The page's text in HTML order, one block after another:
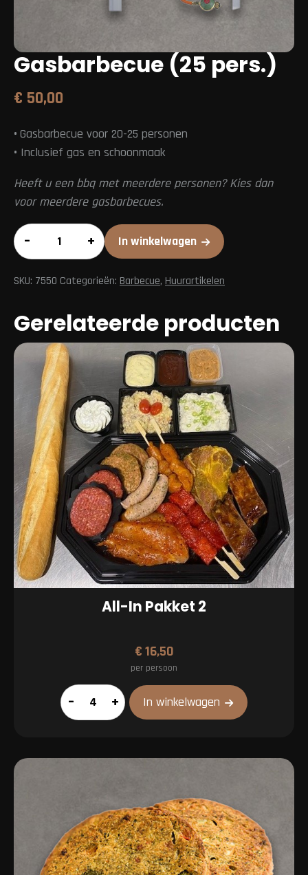
Gasbarbecue (25 pers.)
€ 50,00
• Gasbarbecue voor 20-25 personen
• Inclusief gas en schoonmaak
Heeft u een bbq met meerdere personen? Kies dan
voor meerdere gasbarbecues.
Gasbarbecue
(25
pers.)
– + In winkelwagen
SKU: 7550 Categorieën: Barbecue, Huurartikelen
Gerelateerde producten
All-In Pakket 2
€16,50
per persoon
All-
In
2
– + In winkelwagen